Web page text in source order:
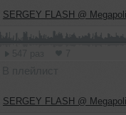
SERGEY FLASH @ Megapolis FM (14 July
SERGEY FLASH @ Megapolis FM (7 July